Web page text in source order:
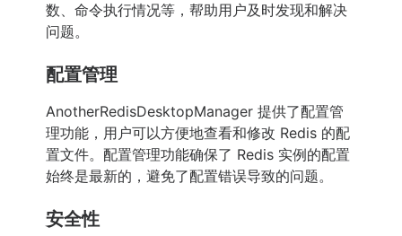
数、命令执行情况等，帮助用户及时发现和解决
问题。
配置管理
AnotherRedisDesktopManager 提供了配置管
理功能，用户可以方便地查看和修改 Redis 的配
置文件。配置管理功能确保了 Redis 实例的配置
始终是最新的，避免了配置错误导致的问题。
安全性